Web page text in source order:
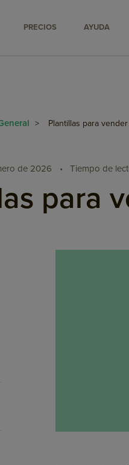
PRECIOS AYUDA
> Plantillas para
de 2026 • Tiempo de
para